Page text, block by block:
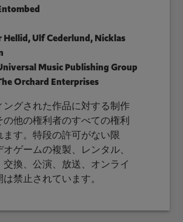
Ulf Cederlund, Nicklas
Music Publishing Group
Orchard Enterprises
ングされた作品に対する制作
の他の権利者のすべての権利
ます。特段の許可がない限
ゲームの複製、レンタル、
交換、公演、放送、オンライ
禁止されています。